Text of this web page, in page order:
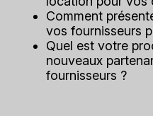
Comment
vos fournisseurs
Quel est votre
nouveaux
fournisseurs ?